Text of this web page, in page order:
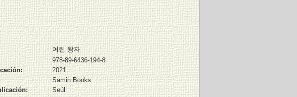
어린 왕자
978-89-6436-194-8
2021
Samin Books
Seúl